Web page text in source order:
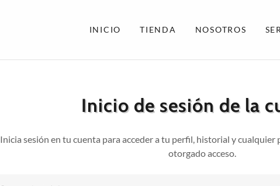
INICIO TIENDA NOSOTROS
Inicio de sesión de la
Inicia sesión en tu cuenta para acceder a tu perfil, historial y cualquier
otorgado acceso.